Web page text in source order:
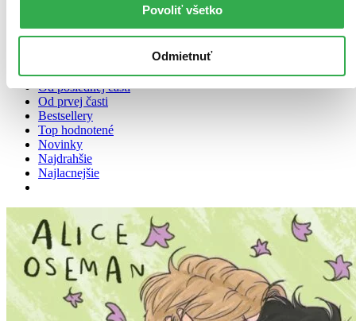
Povoliť všetko
Odmietnuť
Zoradiť
Od poslednej časti
Od prvej časti
Bestsellery
Top hodnotené
Novinky
Najdrahšie
Najlacnejšie